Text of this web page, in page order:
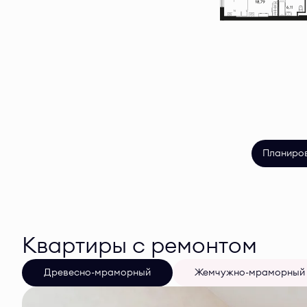
Квартиры с ремонтом
Древесно-мраморный Жемчужно-мраморный